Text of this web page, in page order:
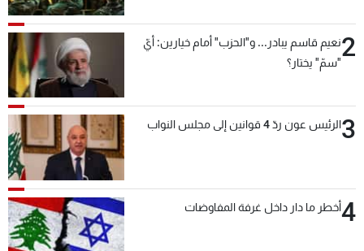
2نعيم قاسم يبادر... و"الحزب" أمام خيارين: أيّ
"سمّ" يختار؟
3الرئيس عون ردّ 4 قوانين إلى مجلس النواب
4أخطر ما دار داخل غرفة المفاوضات